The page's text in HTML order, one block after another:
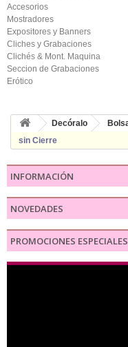
Accesorios
Mostradores
Expositores y Banners
Cliches y Grabaciones
Clichés & Mont. Maquina
Seccion de Grabaciones
Erótico
Decóralo
sin Cierre
INFORMACIÓN
NOVEDADES
PROMOCIONES ESPECIALES